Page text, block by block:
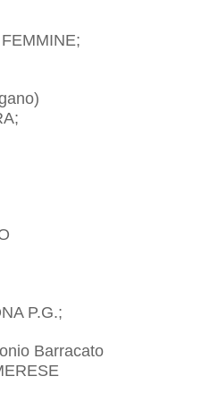
P.G.;
Barracato